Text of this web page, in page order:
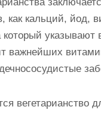
как кальций,
который
важнейших
вегетарианство